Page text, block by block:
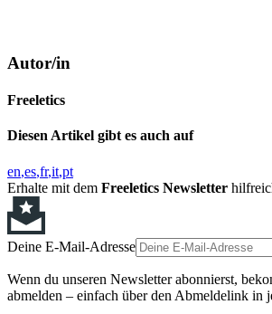
Autor/in
Freeletics
Diesen Artikel gibt es auch auf
en es fr it pt
Erhalte mit dem Freeletics Newsletter
Deine E-Mail-Adresse
Wenn du unseren Newsletter abonnierst,
abmelden – einfach über den Abmeldelink in